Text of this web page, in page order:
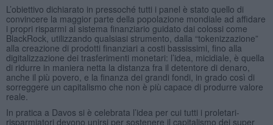
L’obiettivo dichiarato in pressoché tutti i panel è stato quello di
convincere la maggior parte della popolazione mondiale ad affidare
i propri risparmi al sistema finanziario guidato dai colossi come
BlackRock, utilizzando qualsiasi strumento, dalla “tokenizzazione”
alla creazione di prodotti finanziari a costi bassissimi, fino alla
digitalizzazione dei trasferimenti monetari: l’idea, micidiale, è quella
di ridurre in maniera netta la distanza fra il detentore di denaro,
anche il più povero, e la finanza dei grandi fondi, in grado così di
sorreggere un capitalismo che non è più capace di produrre valore
reale.
In pratica a Davos si è celebrata l’idea per cui tutti i proletari-
risparmiatori devono unirsi per sostenere il capitalismo dei super